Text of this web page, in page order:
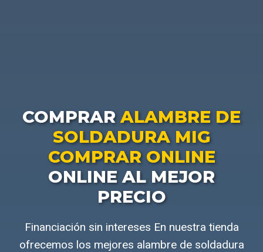
COMPRAR ALAMBRE DE
SOLDADURA MIG
COMPRAR ONLINE
ONLINE AL MEJOR
PRECIO
Financiación sin intereses En nuestra tienda
ofrecemos los mejores alambre de soldadura